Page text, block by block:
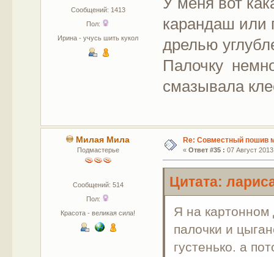
Сообщений: 1413
Пол:
Ирина - учусь шить кукол
карандаш или
дрелью
Палочку
смазывала
Милая Мила
Подмастерье
Сообщений: 514
Пол:
Красота - великая сила!
Re: Совместный пошив
« Ответ #35 : 07 Август
Цитата:
Я на картонном
палочки и
густенько. а